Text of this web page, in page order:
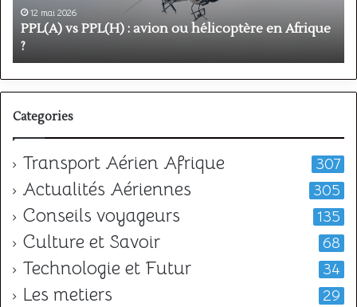
en
Afrique
12 mai 2026
PPL(A) vs PPL(H) : avion ou hélicoptère en Afrique
?
Categories
Transport Aérien Afrique 307
Actualités Aériennes 305
Conseils voyageurs 135
Culture et Savoir 68
Technologie et Futur 34
Les metiers 29